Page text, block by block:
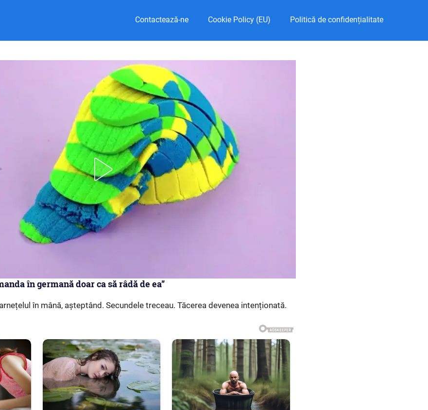
Contactează-ne Cookie Policy (EU) Politică de confidențialitate
în germană doar ca să râdă de ea”
în mână, așteptând. Secundele treceau. Tăcerea devenea intenționată.